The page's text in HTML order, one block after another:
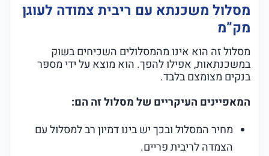
מסלול משכנתא עם ריבית צמודה לעוגן
מק”מ
מסלול זה הוא אינו מהמסלולים השכיחים בשוק
במשכנתאות, אפילו להפך. הוא מוצא על ידי מספר
בנקים מצומצם בלבד.
המאפיינים העיקריים של מסלול זה הם:
מחיר המסלול ובכך יש בינו דמיון רב למסלול עם
הצמדה לריבית פריים.